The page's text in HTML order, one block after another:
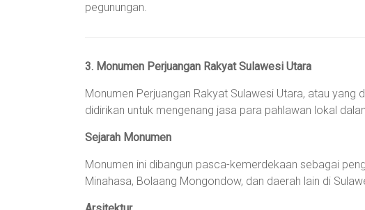
pegunungan.
3. Monumen Perjuangan Rakyat Sulawesi Utara
Monumen Perjuangan Rakyat Sulawesi Utara, atau yang
didirikan untuk mengenang jasa para pahlawan lokal
Sejarah Monumen
Monumen ini dibangun pasca-kemerdekaan sebagai
Minahasa, Bolaang Mongondow, dan daerah lain di